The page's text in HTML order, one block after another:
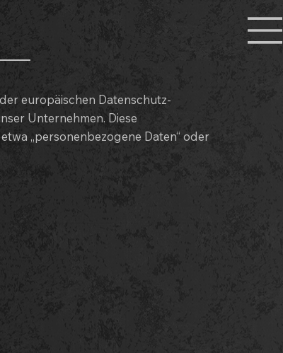
europäischen Datenschutz-
Unternehmen. Diese
„personenbezogene Daten“ oder